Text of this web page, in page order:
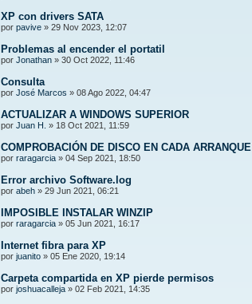
XP con drivers SATA
por pavive » 29 Nov 2023, 12:07
Problemas al encender el portatil
por Jonathan » 30 Oct 2022, 11:46
Consulta
por José Marcos » 08 Ago 2022, 04:47
ACTUALIZAR A WINDOWS SUPERIOR
por Juan H. » 18 Oct 2021, 11:59
COMPROBACIÓN DE DISCO EN CADA ARRANQUE
por raragarcia » 04 Sep 2021, 18:50
Error archivo Software.log
por abeh » 29 Jun 2021, 06:21
IMPOSIBLE INSTALAR WINZIP
por raragarcia » 05 Jun 2021, 16:17
Internet fibra para XP
por juanito » 05 Ene 2020, 19:14
Carpeta compartida en XP pierde permisos
por joshuacalleja » 02 Feb 2021, 14:35